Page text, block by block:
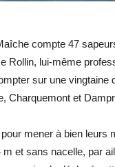
compte 47
Rollin, lui-même
sur une
Charquemont et
mener à bien leurs
et sans nacelle, par